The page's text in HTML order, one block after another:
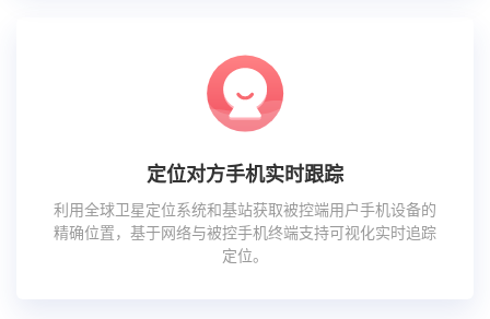
定位对方手机实时跟踪
利用全球卫星定位系统和基站获取被控端用户手机设备的
精确位置，基于网络与被控手机终端支持可视化实时追踪
定位。